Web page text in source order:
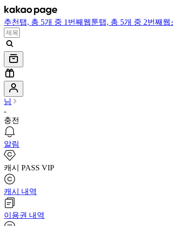
추천 탭, 총 5개 중 1번째 웹툰탭, 총 5개 중 2번째 웹
님
-
충전
알림
캐시 PASS VIP
캐시 내역
이용권 내역